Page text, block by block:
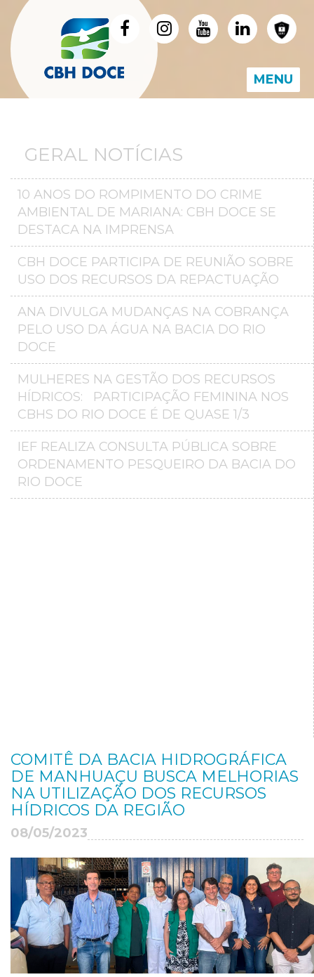
MENU
GERAL NOTÍCIAS
10 ANOS DO ROMPIMENTO DO CRIME
AMBIENTAL DE MARIANA: CBH DOCE SE
DESTACA NA IMPRENSA
CBH DOCE PARTICIPA DE REUNIÃO SOBRE
USO DOS RECURSOS DA REPACTUAÇÃO
ANA DIVULGA MUDANÇAS NA COBRANÇA
PELO USO DA ÁGUA NA BACIA DO RIO
DOCE
MULHERES NA GESTÃO DOS RECURSOS
HÍDRICOS: PARTICIPAÇÃO FEMININA NOS
CBHS DO RIO DOCE É DE QUASE 1/3
IEF REALIZA CONSULTA PÚBLICA SOBRE
ORDENAMENTO PESQUEIRO DA BACIA DO
RIO DOCE
COMITÊ DA BACIA HIDROGRÁFICA
DE MANHUAÇU BUSCA MELHORIAS
NA UTILIZAÇÃO DOS RECURSOS
HÍDRICOS DA REGIÃO
08/05/2023